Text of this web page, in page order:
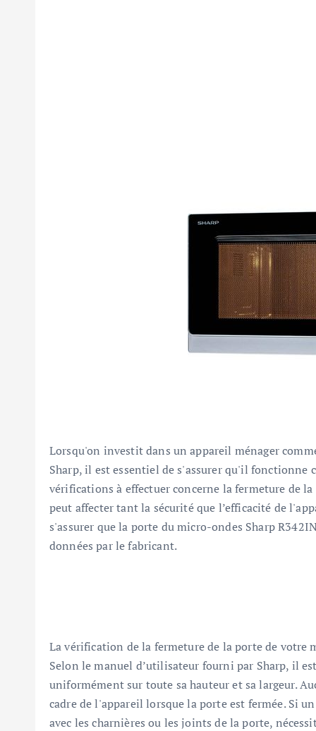
Lorsqu'on investit dans un appareil ménager
Sharp, il est essentiel de s'assurer qu'il
vérifications à effectuer concerne la fermeture de
peut affecter tant la sécurité que l’efficacité de
s'assurer que la porte du micro-ondes Sharp
données par le fabricant.
La vérification de la fermeture de la porte de votre
Selon le manuel d’utilisateur fourni par Sharp, il
uniformément sur toute sa hauteur et sa largeur.
cadre de l'appareil lorsque la porte est fermée. Si
avec les charnières ou les joints de la porte,